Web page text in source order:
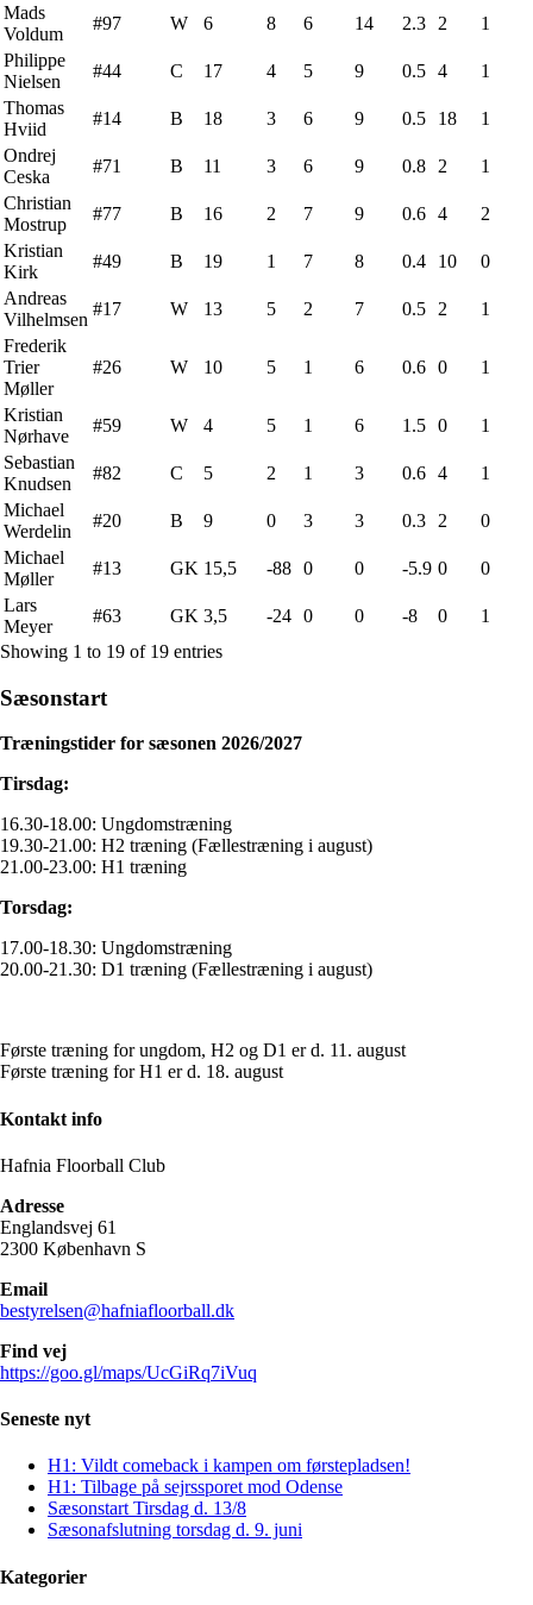
Mads
Voldum
#97 W 6 8 6 14 2.3 2
1
Philippe
Nielsen
#44 C 17 4 5 9 0.5 4
1
Thomas
Hviid
#14 B 18 3 6 9 0.5 18
1
Ondrej
Ceska
#71 B 11 3 6 9 0.8 2
1
Christian
Mostrup
#77 B 16 2 7 9 0.6 4
2
Kristian
Kirk
#49 B 19 1 7 8 0.4 10
0
Andreas
Vilhelmsen
#17 W 13 5 2 7 0.5 2
1
Frederik
Trier
Møller
#26 W 10 5 1 6 0.6 0 1
Kristian
Nørhave
#59 W 4 5 1 6 1.5 0
1
Sebastian
Knudsen
#82 C 5 2 1 3 0.6 4
1
Michael
Werdelin
#20 B 9 0 3 3 0.3 2
0
Michael
Møller
#13 GK 15,5 -88 0 0 -5.9 0
0
Lars
Meyer
#63 GK 3,5 -24 0 0 -8 0
1
Showing 1 to 19 of 19 entries
Sæsonstart
Træningstider for sæsonen 2026/2027
Tirsdag:
16.30-18.00: Ungdomstræning
19.30-21.00: H2 træning (Fællestræning i august)
21.00-23.00: H1 træning
Torsdag:
17.00-18.30: Ungdomstræning
20.00-21.30: D1 træning (Fællestræning i august)
Første træning for ungdom, H2 og D1 er d. 11. august
Første træning for H1 er d. 18. august
Kontakt info
Hafnia Floorball Club
Adresse
Englandsvej 61
2300 København S
Email
bestyrelsen@hafniafloorball.dk
Find vej
https://goo.gl/maps/UcGiRq7iVuq
Seneste nyt
H1: Vildt comeback i kampen om førstepladsen!
H1: Tilbage på sejrssporet mod Odense
Sæsonstart Tirsdag d. 13/8
Sæsonafslutning torsdag d. 9. juni
Kategorier